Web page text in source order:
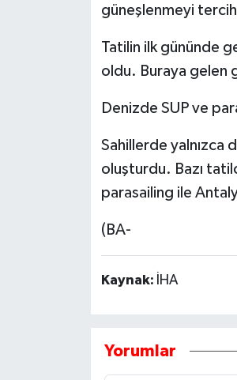
güneşlenmeyi
Tatilin ilk gününde
oldu. Buraya gelen
Denizde SUP ve
Sahillerde yalnızca
oluşturdu. Bazı
parasailing ile
(BA-
Kaynak: İHA
Yorumlar